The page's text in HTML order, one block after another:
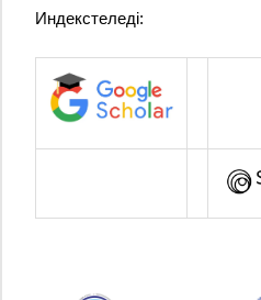
Индекстеледі: